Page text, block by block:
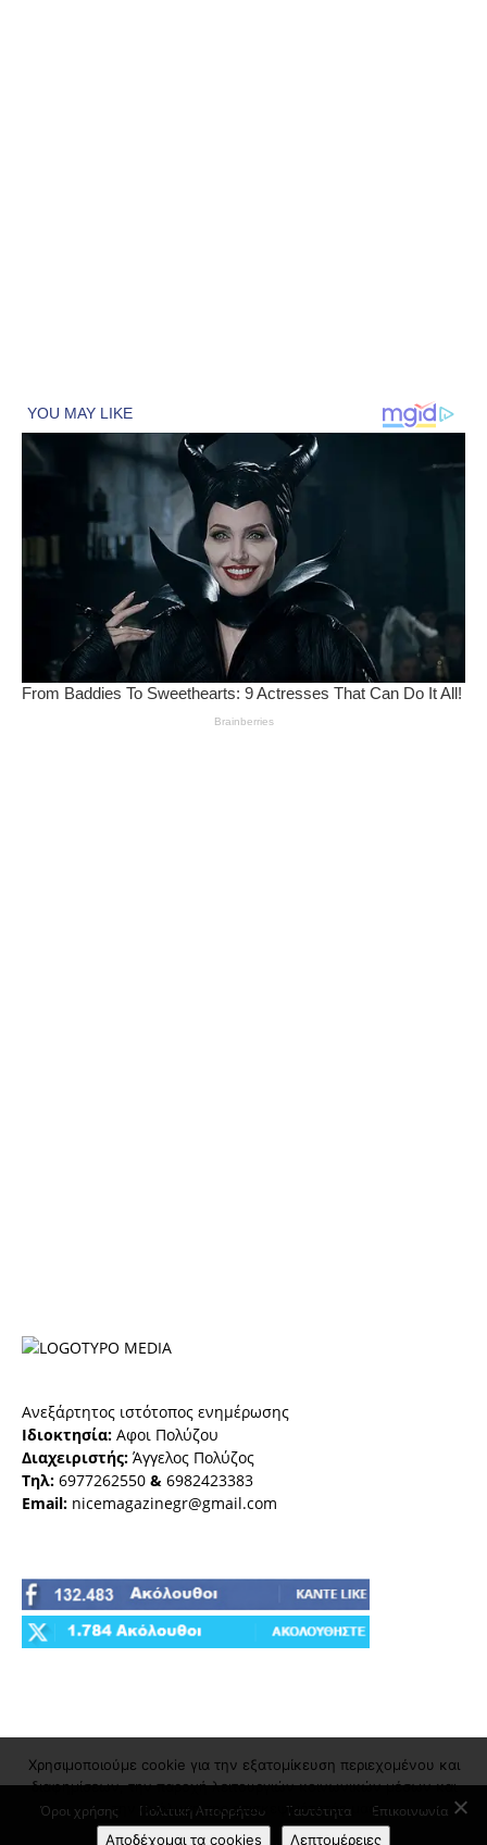
Ανεξάρτητος ιστότοπος ενημέρωσης
Ιδιοκτησία: Αφοι Πολύζου
Διαχειριστής: Άγγελος Πολύζος
Τηλ: 6977262550 & 6982423383
Email: nicemagazinegr@gmail.com
Όροι χρήσης Πολιτική Απορρήτου Ταυτότητα Επικοινωνία
Χρησιμοποιούμε cookie για την εξατομίκευση περιεχομένου και
διαφημίσεων, την παροχή λειτουργιών κοινωνικών μέσων και
την ανάλυση της επισκεψιμότητάς μας
Αποδέχομαι τα cookies
Λεπτομέρειες